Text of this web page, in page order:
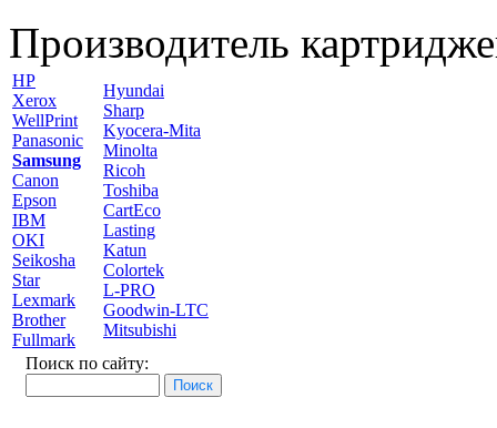
Производитель
HP
Xerox
WellPrint
Panasonic
Samsung
Canon
Epson
IBM
OKI
Seikosha
Star
Lexmark
Brother
Fullmark
Hyundai
Sharp
Kyocera-Mita
Minolta
Ricoh
Toshiba
CartEco
Lasting
Katun
Colortek
L-PRO
Goodwin-LTC
Mitsubishi
Поиск по сайту: